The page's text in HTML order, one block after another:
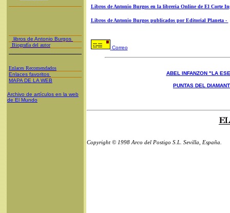
libros de Antonio Burgos
Biografía del autor
Enlaces Recomendados
Enlaces favoritos
MAPA DE LA WEB
Archivo de artículos en la web
de El Mundo
Libros de Antonio Burgos en la libreria Online de El Corte
Libros de Antonio Burgos publicados por Editorial Planeta -
Correo
ABEL INFANZON "LA
PUNTAS DEL
Copyright © 1998 Arco del Postigo S.L. Sevilla, España.